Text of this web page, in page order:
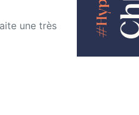
une très